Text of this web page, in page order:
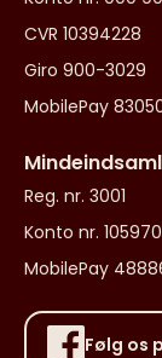
CVR 10394228
Giro 900-3029
MobilePay
Reg. nr. 3001
Konto nr.
MobilePay
Følg os